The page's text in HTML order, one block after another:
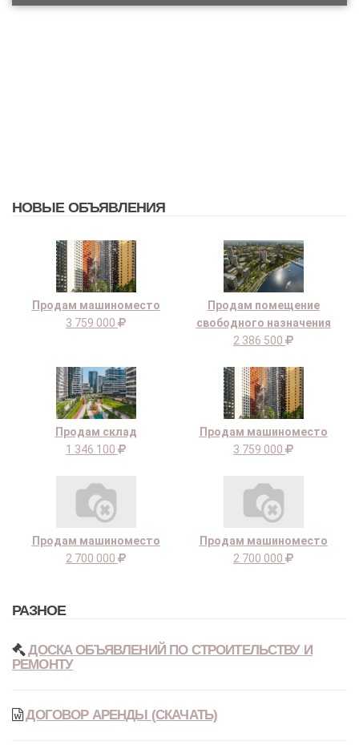
НОВЫЕ ОБЪЯВЛЕНИЯ
Продам машиноместо
3 759 000
Продам помещение
свободного назначения
2 386 500
Продам склад
1 346 100
Продам машиноместо
3 759 000
Продам машиноместо
2 700 000
Продам машиноместо
2 700 000
РАЗНОЕ
ДОСКА ОБЪЯВЛЕНИЙ ПО СТРОИТЕЛЬСТВУ И
РЕМОНТУ
ДОГОВОР АРЕНДЫ (СКАЧАТЬ)